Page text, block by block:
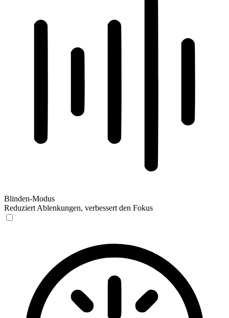
Blinden-Modus
Reduziert Ablenkungen, verbessert den Fokus